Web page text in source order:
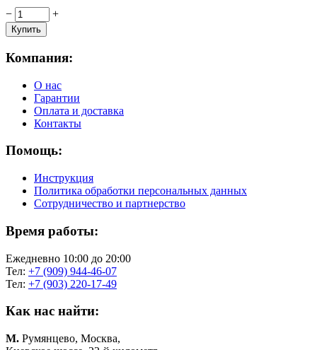
− +
Компания:
О нас
Гарантии
Оплата и доставка
Контакты
Помощь:
Инструкция
Политика обработки персональных данных
Сотрудничество и партнерство
Время работы:
Ежедневно 10:00 до 20:00
Тел: +7 (909) 944-46-07
Тел: +7 (903) 220-17-49
Как нас найти:
М. Румянцево, Москва,